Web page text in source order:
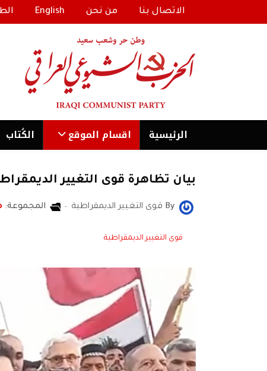
الاتصال بنا من نحن English
الرئیسية اقسام الموقع الكُتاب
بيان تظاهرة قوى التغيير
By قوى التغيير الديمقراطية المجموعة:
قوى التغيير الديمقراطية